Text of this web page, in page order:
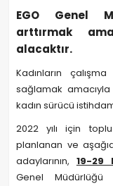
EGO Genel
arttırmak
alacaktır.
Kadınların
sağlamak
kadın sürücü
2022 yılı için
planlanan ve
adaylarının, 19-29
Genel Müdürlüğü